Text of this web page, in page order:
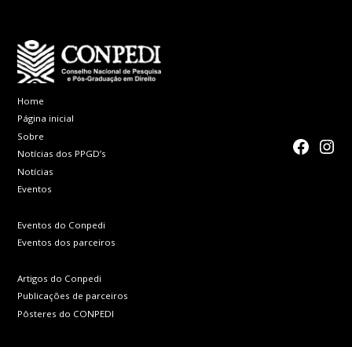
Home
Página inicial
Sobre
Notícias dos PPGD’s
Notícias
Eventos
Eventos do Conpedi
Eventos dos parceiros
Artigos do Conpedi
Publicações de parceiros
Pôsteres do CONPEDI